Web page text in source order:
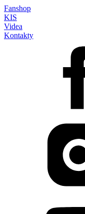
Fanshop
KIS
Videa
Kontakty